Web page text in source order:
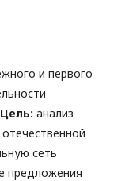
и первого
Цель: анализ
сеть
предложения